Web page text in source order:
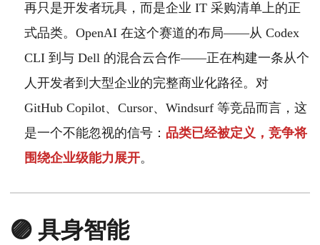
再只是开发者玩具，而是企业 IT 采购清单上的正
式品类。OpenAI 在这个赛道的布局——从 Codex
CLI 到与 Dell 的混合云合作——正在构建一条从个
人开发者到大型企业的完整商业化路径。对
GitHub Copilot、Cursor、Windsurf 等竞品而言，这
是一个不能忽视的信号： 品类已经被定义，竞争将
围绕企业级能力展开。
🟣 具身智能